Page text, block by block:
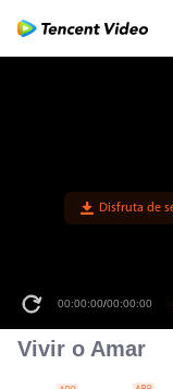
Disfruta de
00:00:00/00:35:36
Vivir o Amar